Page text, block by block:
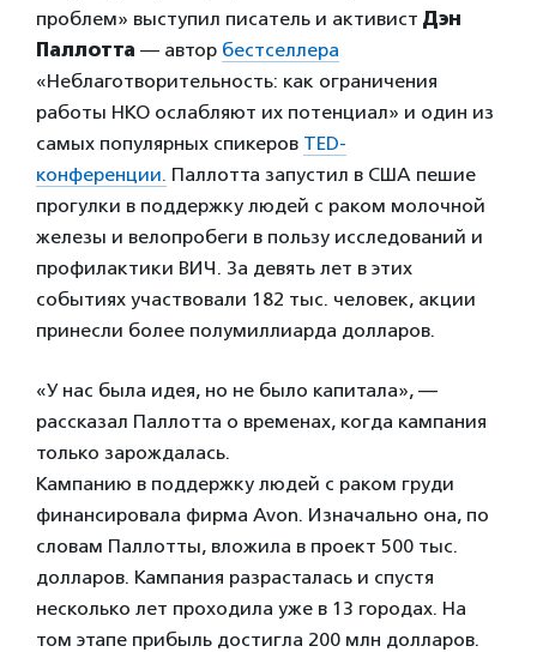
проблем» выступил писатель и активист Дэн
Паллотта — автор бестселлера
«Неблаготворительность: как ограничения
работы НКО ослабляют их потенциал» и один из
самых популярных спикеров TED-
конференции. Паллотта запустил в США пешие
прогулки в поддержку людей с раком молочной
железы и велопробеги в пользу исследований и
профилактики ВИЧ. За девять лет в этих
событиях участвовали 182 тыс. человек, акции
принесли более полумиллиарда долларов.
«У нас была идея, но не было капитала», —
рассказал Паллотта о временах, когда кампания
только зарождалась.
Кампанию в поддержку людей с раком груди
финансировала фирма Avon. Изначально она, по
словам Паллотты, вложила в проект 500 тыс.
долларов. Кампания разрасталась и спустя
несколько лет проходила уже в 13 городах. На
том этапе прибыль достигла 200 млн долларов.